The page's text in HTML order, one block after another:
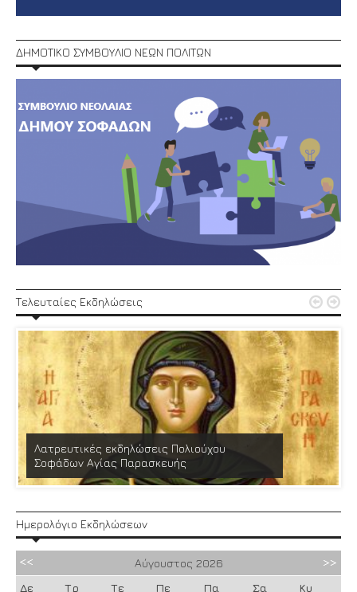
ΔΗΜΟΤΙΚΟ ΣΥΜΒΟΥΛΙΟ ΝΕΩΝ ΠΟΛΙΤΩΝ
Τελευταίες Εκδηλώσεις
Λατρευτικές εκδηλώσεις Πολιούχου
Σοφάδων Αγίας Παρασκευής
 
Ημερολόγιο Εκδηλώσεων
Αύγουστος 2026
Δε
Τρ Τε Πε Πα Σα Κυ